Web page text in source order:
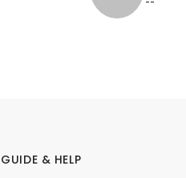
GUIDE & HELP